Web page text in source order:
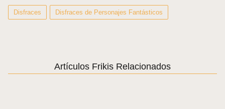
Disfraces Disfraces de Personajes Fantásticos
Artículos Frikis Relacionados